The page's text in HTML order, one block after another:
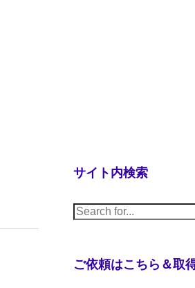
サイト内検索
S
e
h
ご依頼はこちら＆取